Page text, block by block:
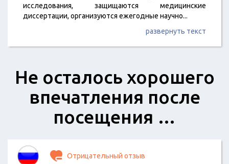
исследования, защищаются медицинские
диссертации, организуются ежегодные научно...
развернуть текст
Не осталось хорошего
впечатления после
посещения …
Отрицательный отзыв